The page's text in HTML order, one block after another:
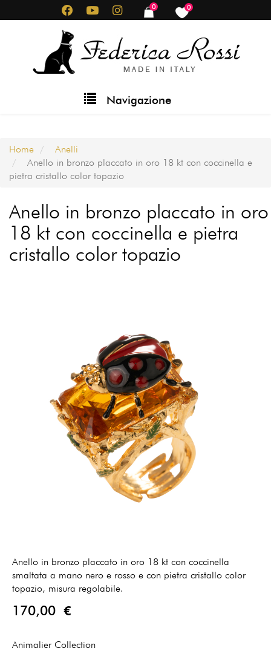
al
0
items
0
items
Navigazione
Home
Anelli
Anello in bronzo placcato in oro 18 kt con coccinella e
pietra cristallo color topazio
Anello in bronzo placcato in oro
18 kt con coccinella e pietra
cristallo color topazio
Anello in bronzo placcato in oro 18 kt con coccinella
smaltata a mano nero e rosso e con pietra cristallo color
topazio, misura regolabile.
170,00 €
Animalier Collection